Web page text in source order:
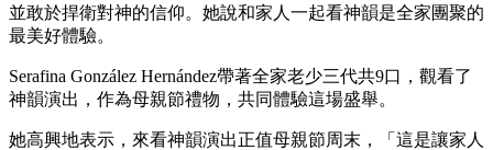
並敢於捍衛對神的信仰。她說和家人一起看神韻是全家團聚的
最美好體驗。
Serafina González Hernández帶著全家老少三代共9口，觀看了
神韻演出，作為母親節禮物，共同體驗這場盛舉。
她高興地表示，來看神韻演出正值母親節周末，「這是讓家人